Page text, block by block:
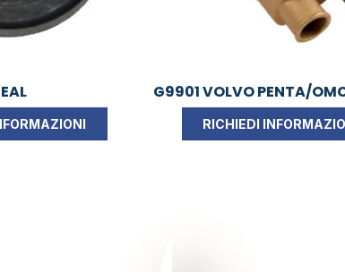
G9901 VOLVO PENTA/
RICHIEDI